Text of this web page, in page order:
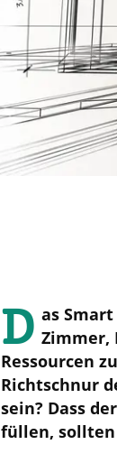
D as
Zimmer,
Ressourcen
Richtschnur
sein? Dass
füllen, sollten